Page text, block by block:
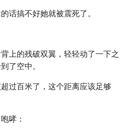
话搞不好她就被震死了。
上的残破双翼，轻轻动了一下之
了空中。
过百米了，这个距离应该足够
哮：